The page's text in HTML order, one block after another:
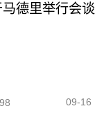
德里举行会谈
09-16